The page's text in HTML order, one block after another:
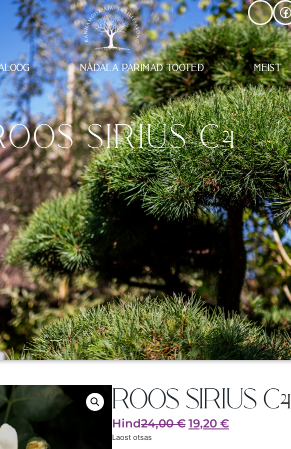
NÄDALA PARIMAD TOOTED MEIST
SIRIUS C4
ROOS SIRIUS C4
Hind24,00€ 19,20 €
Laost otsas